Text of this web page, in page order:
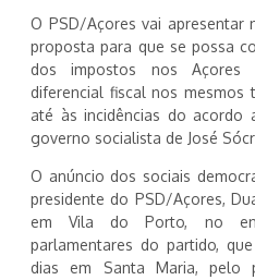
O PSD/Açores vai apresentar
proposta para que se possa
dos impostos nos Açores
diferencial fiscal nos
até às incidências do acordo
governo socialista de José
O anúncio dos sociais
presidente do PSD/Açores,
em Vila do Porto, no
parlamentares do partido,
dias em Santa Maria, pelo